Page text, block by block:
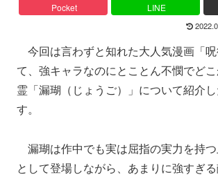
Pocket LINE
今回は言わずと知れた大人気漫画「
て、強キャラなのにとことん不憫でど
霊「漏瑚（じょうご）」について紹介
す。
漏瑚は作中でも実は屈指の実力を持
として登場しながら、あまりに強すぎ